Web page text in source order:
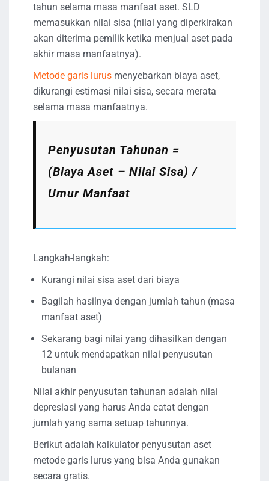
tahun selama masa manfaat aset. SLD
memasukkan nilai sisa (nilai yang diperkirakan
akan diterima pemilik ketika menjual aset pada
akhir masa manfaatnya).
Metode garis lurus menyebarkan biaya aset,
dikurangi estimasi nilai sisa, secara merata
selama masa manfaatnya.
Penyusutan Tahunan =
(Biaya Aset – Nilai Sisa) /
Umur Manfaat
Langkah-langkah:
Kurangi nilai sisa aset dari biaya
Bagilah hasilnya dengan jumlah tahun (masa
manfaat aset)
Sekarang bagi nilai yang dihasilkan dengan
12 untuk mendapatkan nilai penyusutan
bulanan
Nilai akhir penyusutan tahunan adalah nilai
depresiasi yang harus Anda catat dengan
jumlah yang sama setuap tahunnya.
Berikut adalah kalkulator penyusutan aset
metode garis lurus yang bisa Anda gunakan
secara gratis.